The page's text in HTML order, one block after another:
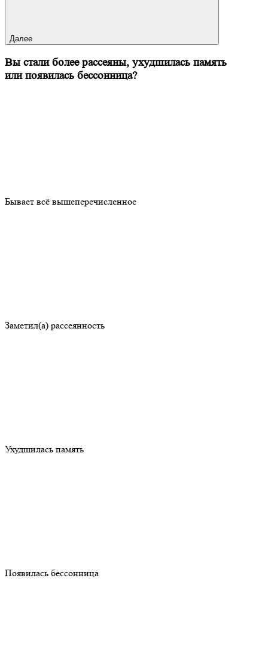
Далее
Вы стали более рассеяны, ухудшилась память
или появилась бессонница?
Бывает всё вышеперечисленное
Заметил(а) рассеянность
Ухудшилась память
Появилась бессонница